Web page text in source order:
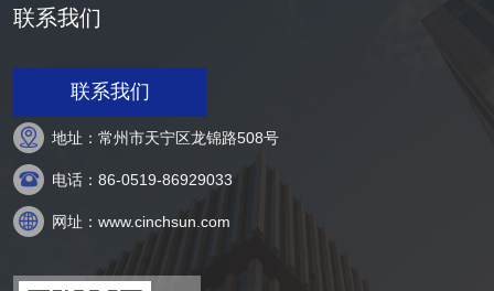
联系我们
联系我们
 地址：常州市天宁区龙锦路508号
 电话：86-0519-86929033
 网址：www.cinchsun.com